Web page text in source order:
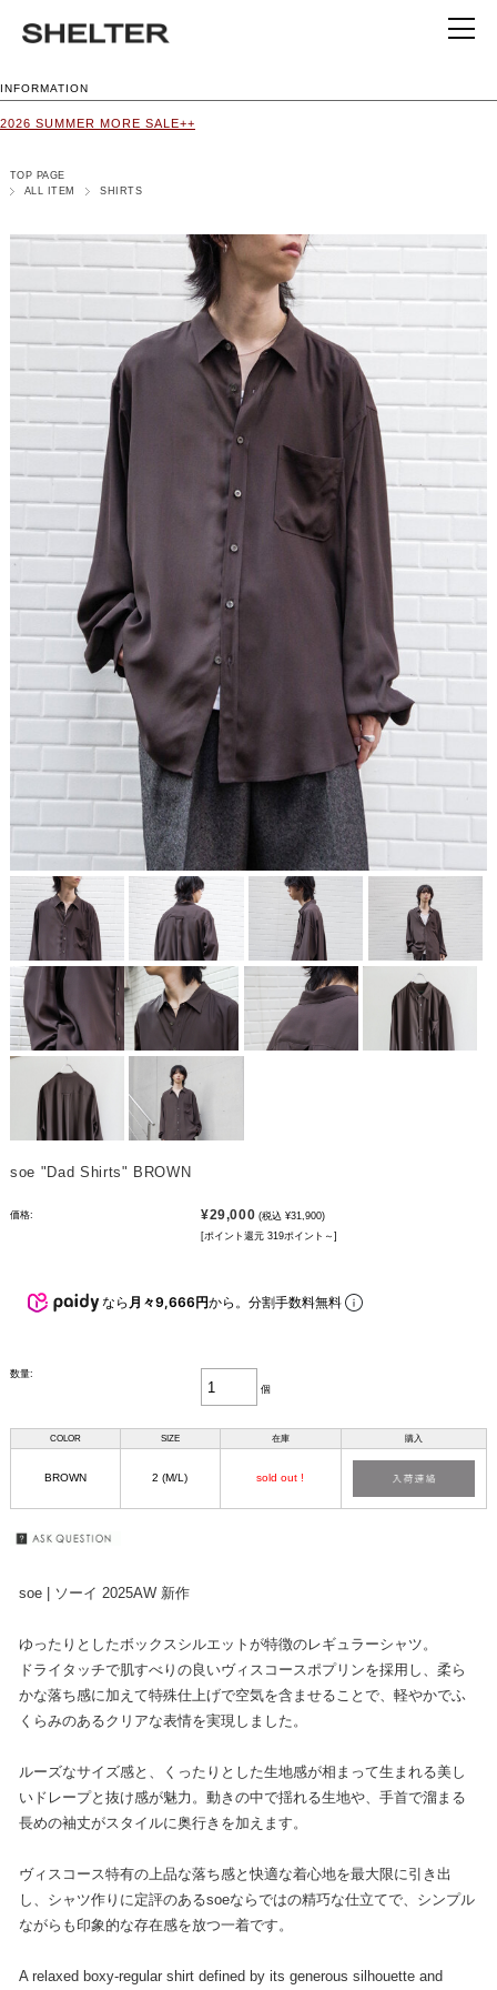
INFORMATION
2026 SUMMER MORE SALE++
TOP PAGE
ALL ITEM
SHIRTS
soe "Dad Shirts" BROWN
価格: ¥29,000 (税込 ¥31,900)
[ポイント還元 319ポイント～]
なら 月々9,666円から。分割手数料無料
数量:
個
COLOR SIZE 在庫 購入
BROWN 2 (M/L) sold out !
soe | ソーイ 2025AW 新作
ゆったりとしたボックスシルエットが特徴のレギュラーシャツ。
ドライタッチで肌すべりの良いヴィスコースポプリンを採用し、柔ら
かな落ち感に加えて特殊仕上げで空気を含ませることで、軽やかでふ
くらみのあるクリアな表情を実現しました。
ルーズなサイズ感と、くったりとした生地感が相まって生まれる美し
いドレープと抜け感が魅力。動きの中で揺れる生地や、手首で溜まる
長めの袖丈がスタイルに奥行きを加えます。
ヴィスコース特有の上品な落ち感と快適な着心地を最大限に引き出
し、シャツ作りに定評のあるsoeならではの精巧な仕立てで、シンプル
ながらも印象的な存在感を放つ一着です。
A relaxed boxy-regular shirt defined by its generous silhouette and